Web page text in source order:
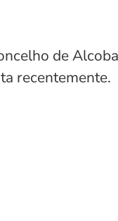
de
recentemente.